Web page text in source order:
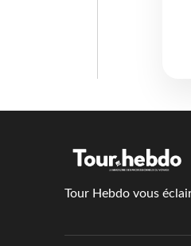
Tour Hebdo vous